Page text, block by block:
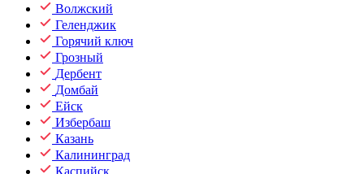
Волжский
Геленджик
Горячий ключ
Грозный
Дербент
Домбай
Ейск
Избербаш
Казань
Калининград
Каспийск